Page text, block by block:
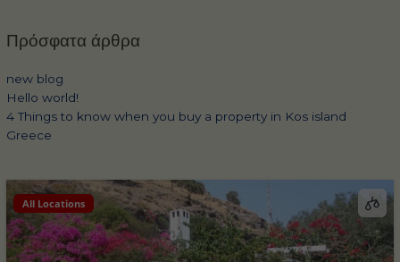
Πρόσφατα άρθρα
new blog
Hello world!
4 Things to know when you buy a property in Kos island
Greece
All Locations